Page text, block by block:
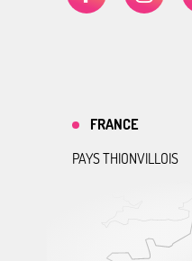
FRANCE
PAYS THIONVILLOIS